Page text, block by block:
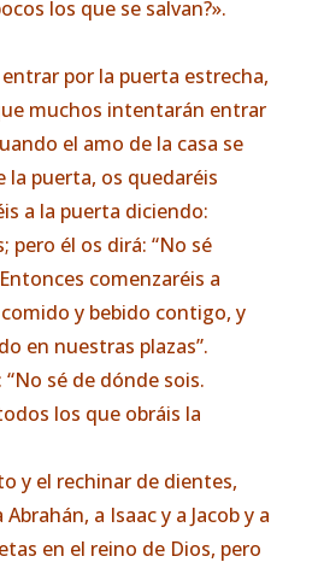
los que se salvan?».
por la puerta estrecha,
muchos intentarán entrar
el amo de la casa se
la puerta, os quedaréis
a la puerta diciendo:
pero él os dirá: “No sé
comenzaréis a
y bebido contigo, y
en nuestras plazas”.
“No sé de dónde sois.
los que obráis la
y el rechinar de dientes,
a Isaac y a Jacob y a
en el reino de Dios, pero